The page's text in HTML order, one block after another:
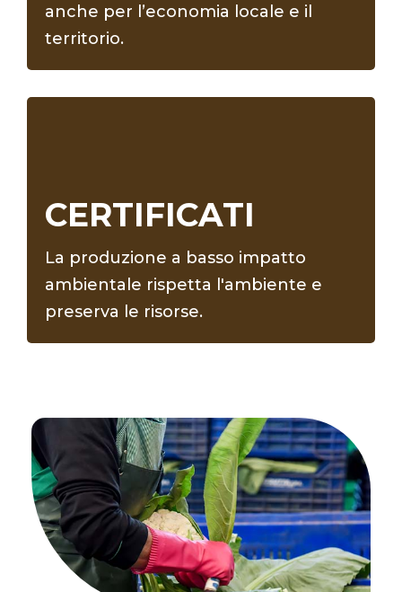
anche per l’economia locale e il
territorio.
CERTIFICATI
La produzione a basso impatto
ambientale rispetta l'ambiente e
preserva le risorse.